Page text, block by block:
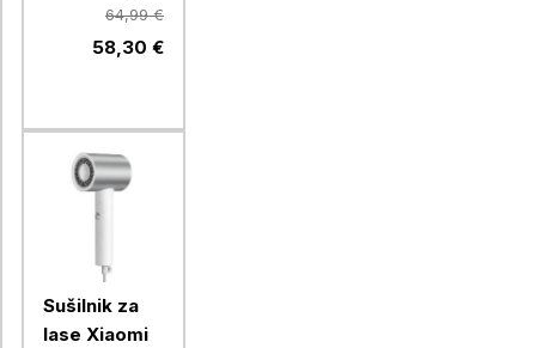
las Xiaomi64,99 €
58,30 €
Sušilnik za
lase Xiaomi